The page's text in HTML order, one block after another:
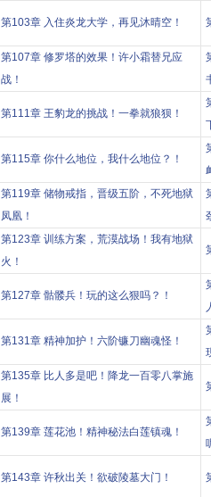
第103章 入住炎龙大学，再见沐晴空！
第107章 修罗塔的效果！许小霜替兄应
战！
第111章 王豹龙的挑战！一拳就狼狈！
第115章 你什么地位，我什么地位？！
第119章 储物戒指，晋级五阶，不死地狱
凤凰！
第123章 训练方案，荒漠战场！我有地狱
火！
第127章 骷髅兵！玩的这么狠吗？！
第131章 精神加护！六阶镰刀幽魂怪！
第135章 比人多是吧！降龙一百零八掌施
展！
第139章 莲花池！精神秘法白莲镇魂！
第143章 许秋出关！欲破陵墓大门！